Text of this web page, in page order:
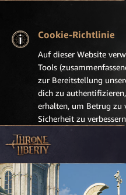
Cookie-Richtlinie
Auf dieser Website
Tools
zur Bereitstellung
dich zu
erhalten, um Betrug zu
Sicherheit zu